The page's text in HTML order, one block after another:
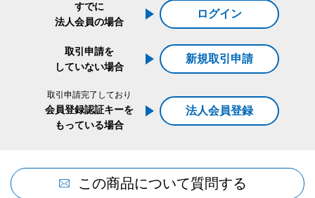
すでに
法人会員の場合
ログイン
取引申請を
していない場合
新規取引申請
取引申請完了しており
会員登録認証キーを
もっている場合
法人会員登録
この商品について質問する